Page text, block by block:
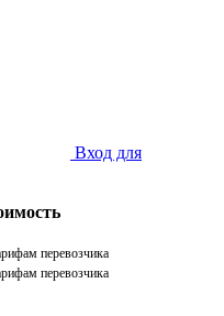
Вход для
перевозчика
перевозчика